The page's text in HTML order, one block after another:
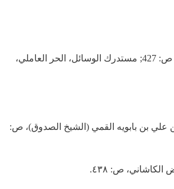
[8] الخصال، الصدوق، ص: 427; مستدرك الوسائل، الحر العاملي،
علي بن بابويه القمي (الشيخ الصدوق)، ص: